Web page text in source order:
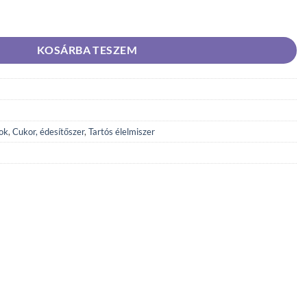
g mennyiség
KOSÁRBA TESZEM
, Cukor, édesítőszer, Tartós élelmiszer